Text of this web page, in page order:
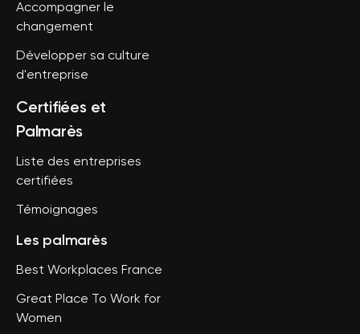
Accompagner le
changement
Développer sa culture
d'entreprise
Certifiées et
Palmarès
Liste des entreprises
certifiées
Témoignages
Les palmarès
Best Workplaces France
Great Place To Work for
Women